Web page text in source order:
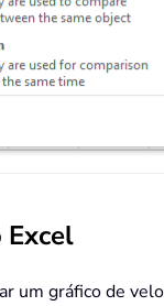
um gráfico de